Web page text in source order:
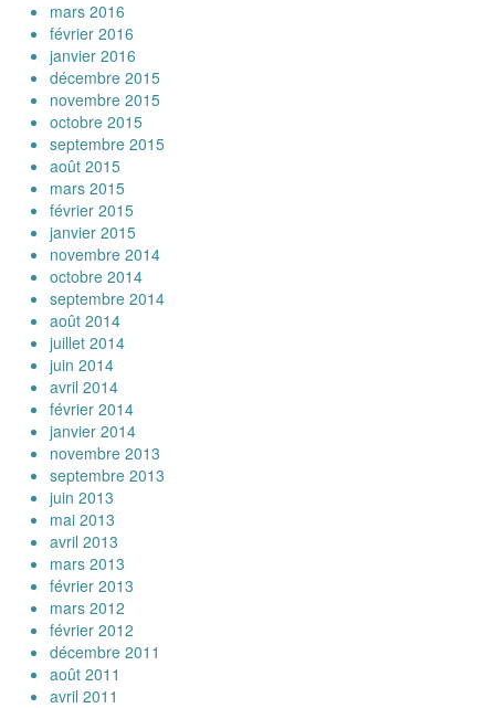
mars 2016
février 2016
janvier 2016
décembre 2015
novembre 2015
octobre 2015
septembre 2015
août 2015
mars 2015
février 2015
janvier 2015
novembre 2014
octobre 2014
septembre 2014
août 2014
juillet 2014
juin 2014
avril 2014
février 2014
janvier 2014
novembre 2013
septembre 2013
juin 2013
mai 2013
avril 2013
mars 2013
février 2013
mars 2012
février 2012
décembre 2011
août 2011
avril 2011